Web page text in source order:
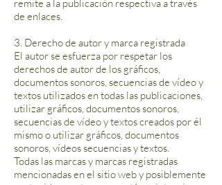
remite a la publicación respectiva a través
de enlaces.
3. Derecho de autor y marca registrada
El autor se esfuerza por respetar los
derechos de autor de los gráficos,
documentos sonoros, secuencias de vídeo y
textos utilizados en todas las publicaciones,
utilizar gráficos, documentos sonoros,
secuencias de vídeo y textos creados por él
mismo o utilizar gráficos, documentos
sonoros, vídeos secuencias y textos.
Todas las marcas y marcas registradas
mencionadas en el sitio web y posiblemente